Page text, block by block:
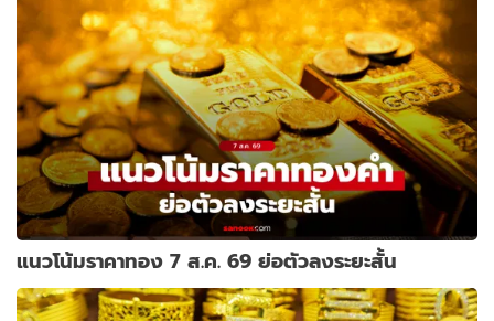
แนวโน้มราคาทอง 7 ส.ค. 69 ย่อตัวลงระยะสั้น